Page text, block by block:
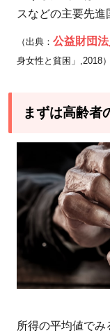
スなどの主要先進
（出典： 公益財団
身女性と貧困」,2018）
まずは高齢者
所得の平均値でみ